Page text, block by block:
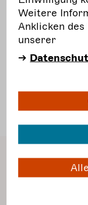
-Wissen
-Unsere
Wofür
Weitere
Anklicken
unserer